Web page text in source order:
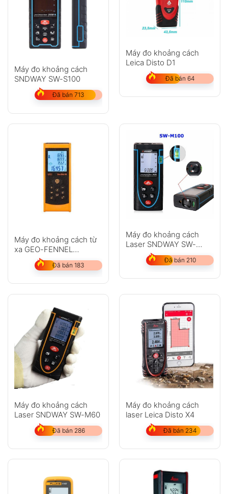
Máy đo khoảng cách
SNDWAY SW-S100
Đã bán 713
Máy đo khoảng cách
Leica Disto D1
Đã bán 64
Máy đo khoảng cách từ
xa GEO-FENNEL
GeoDist 40
Đã bán 183
Máy đo khoảng cách
Laser SNDWAY SW-
Đã bán 210
Máy đo khoảng cách
Laser SNDWAY SW-M60
Đã bán 286
Máy đo khoảng cách
laser Leica Disto X4
Đã bán 234